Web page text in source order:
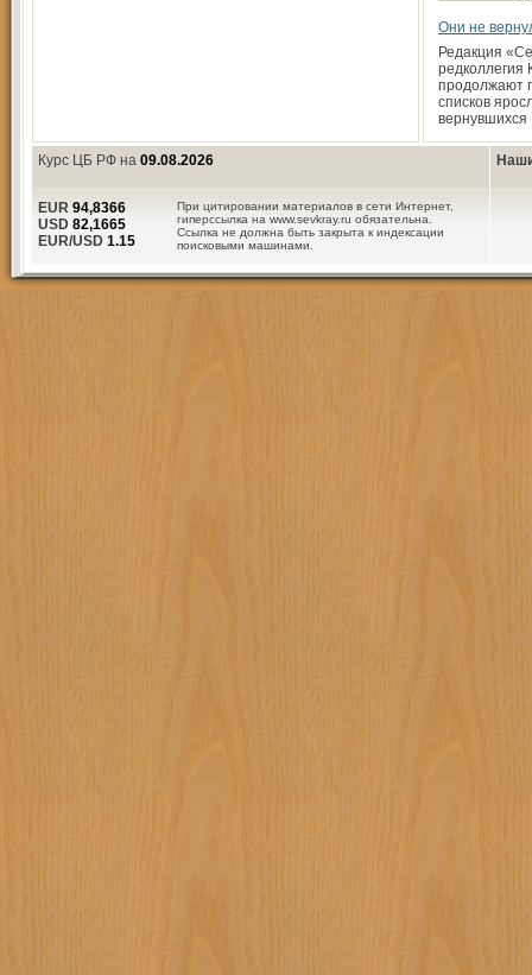
Они не
Редакция
редколлегия
продолжают
списков
вернувшихся
Курс ЦБ РФ на 09.08.2026
При цитировании материалов в сети Интернет,
гиперссылка на www.sevkray.ru обязательна.
Ссылка не должна быть закрыта к индексации
поисковыми машинами.
EUR 94,8366
USD 82,1665
EUR/USD 1.15